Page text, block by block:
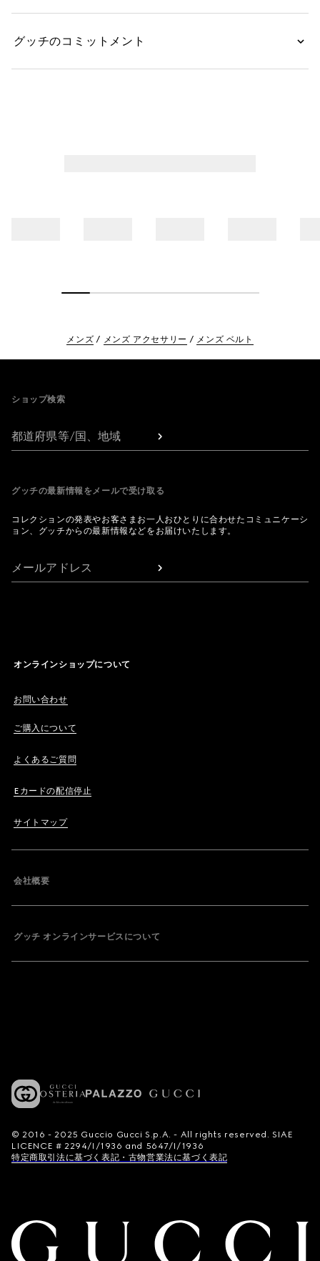
グッチのコミットメント
メンズ メンズ アクセサリー メンズ ベルト
ショップ検索
都道府県等/国、地域
グッチの最新情報をメールで受け取る
コレクションの発表やお客さまお一人おひとりに合わせたコミュニケーシ
ョン、グッチからの最新情報などをお届けいたします。
メールアドレス
オンラインショップについて
お問い合わせ
ご購入について
よくあるご質問
Eカードの配信停止
サイトマップ
会社概要
グッチ オンラインサービスについて
© 2016 - 2025 Guccio Gucci S.p.A. - All rights reserved. SIAE
LICENCE # 2294/I/1936 and 5647/I/1936
特定商取引法に基づく表記・古物営業法に基づく表記